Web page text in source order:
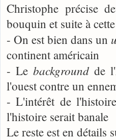
Christophe précise
bouquin et suite à
- On est bien dans un
continent américain
- Lebackground de
l'ouest contre un
- L'intérêt de
l'histoire serait banale
Le reste est en détails